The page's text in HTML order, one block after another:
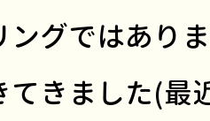
ングではあり
てきました(最